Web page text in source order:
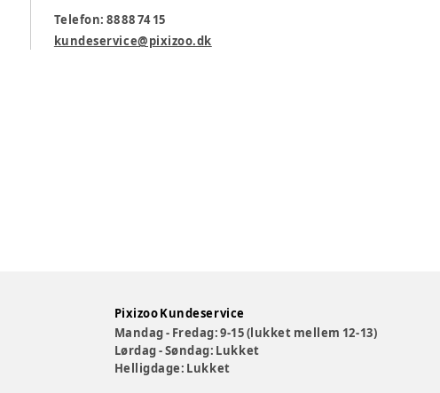
Telefon: 88 88 74 15
kundeservice@pixizoo.dk
Pixizoo Kundeservice
Mandag - Fredag: 9-15 (lukket mellem 12-13)
Lørdag - Søndag: Lukket
Helligdage: Lukket